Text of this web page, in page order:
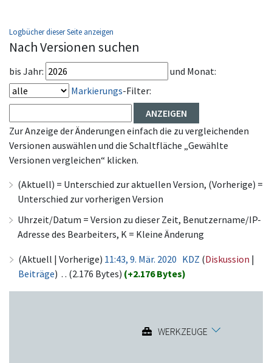
Logbücher dieser Seite anzeigen
Wechseln zu:Navigation ,Suche
Nach Versionen suchen
bis Jahr:
und Monat:
Markierungs-Filter:
Zur Anzeige der Änderungen einfach die zu vergleichenden
Versionen auswählen und die Schaltfläche „Gewählte
Versionen vergleichen“ klicken.
(Aktuell) = Unterschied zur aktuellen Version, (Vorherige) =
Unterschied zur vorherigen Version
Uhrzeit/Datum = Version zu dieser Zeit, Benutzername/IP-
Adresse des Bearbeiters, K = Kleine Änderung
(Aktuell | Vorherige) 11:43, 9. Mär. 2020 KDZ (Diskussion |
Beiträge) ‎. . (2.176 Bytes) (+2.176 Bytes)
WERKZEUGE